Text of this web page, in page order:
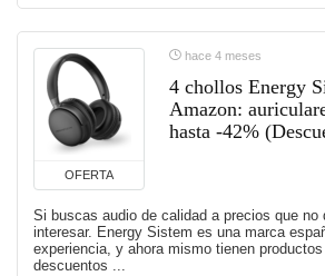
OFERTA
hace 4 meses
4 chollos Energy
Amazon:
hasta -42%
Si buscas audio de calidad a precios que no
interesar. Energy Sistem es una marca
experiencia, y ahora mismo tienen
descuentos ...